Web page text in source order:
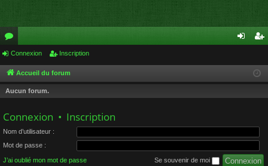
or
u
m
cri
Connexion Inscription
Accueil du forum
Aucun forum.
Connexion • Inscription
Nom d’utilisateur :
Mot de passe :
J’ai oublié mon mot de passe Se souvenir de moi